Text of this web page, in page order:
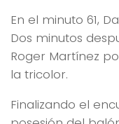
En el minuto 61,
Dos minutos
Roger Martínez
la tricolor.
Finalizando el